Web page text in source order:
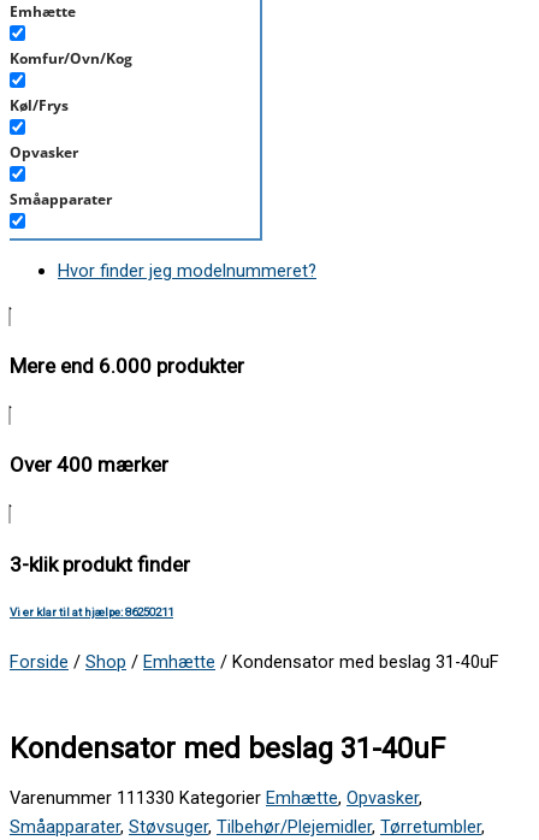
Emhætte
Komfur/Ovn/Kog
Køl/Frys
Opvasker
Småapparater
Støvsuger
Hvor finder jeg modelnummeret?
Mere end 6.000 produkter
Over 400 mærker
3-klik produkt finder
Vi er klar til at hjælpe: 86250211
Forside / Shop / Emhætte / Kondensator med beslag 31-40uF
Kondensator med beslag 31-40uF
Varenummer 111330 Kategorier Emhætte, Opvasker,
Småapparater, Støvsuger, Tilbehør/Plejemidler, Tørretumbler,